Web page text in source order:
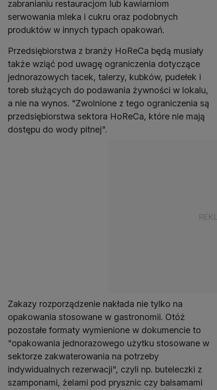
zabranianiu restauracjom lub kawiarniom
serwowania mleka i cukru oraz podobnych
produktów w innych typach opakowań.
Przedsiębiorstwa z branży HoReCa będą musiały
także wziąć pod uwagę ograniczenia dotyczące
jednorazowych tacek, talerzy, kubków, pudełek i
toreb służących do podawania żywności w lokalu,
a nie na wynos. "Zwolnione z tego ograniczenia są
przedsiębiorstwa sektora HoReCa, które nie mają
dostępu do wody pitnej".
Zakazy rozporządzenie nakłada nie tylko na
opakowania stosowane w gastronomii. Otóż
pozostałe formaty wymienione w dokumencie to
"opakowania jednorazowego użytku stosowane w
sektorze zakwaterowania na potrzeby
indywidualnych rezerwacji", czyli np. buteleczki z
szamponami, żelami pod prysznic czy balsamami